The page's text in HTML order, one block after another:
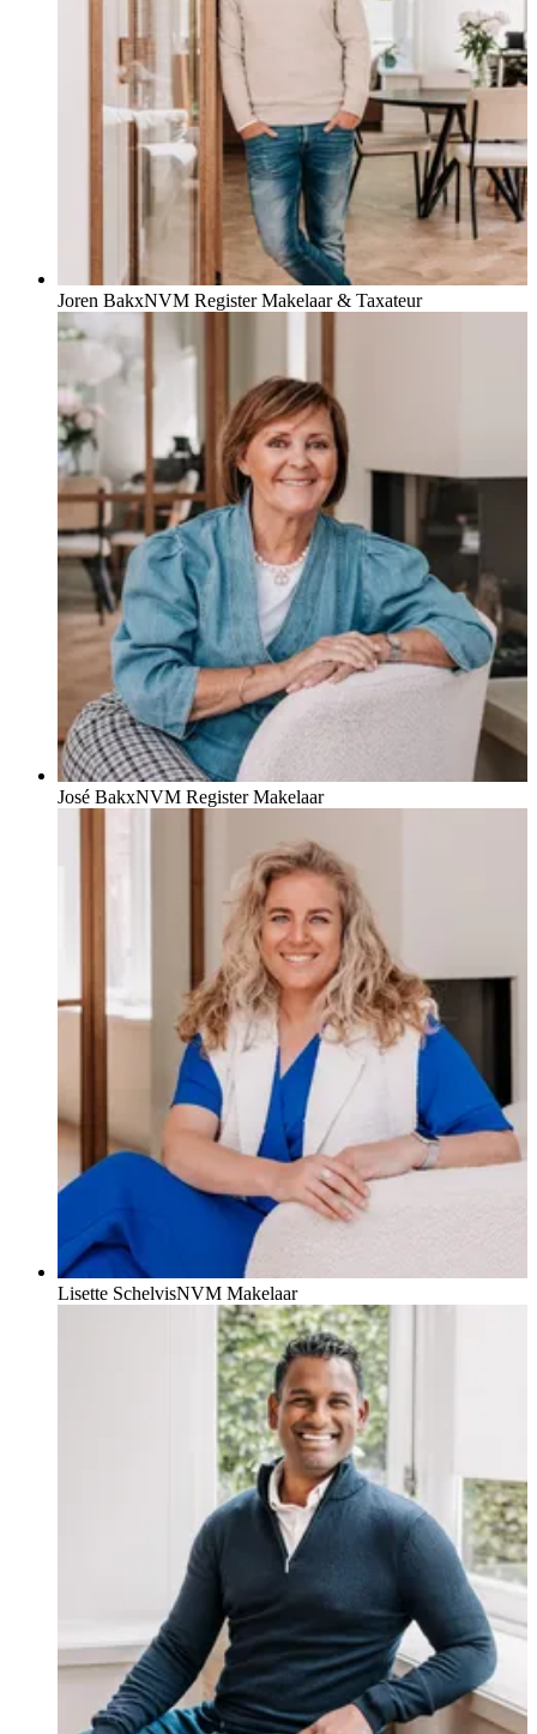
Joren BakxNVM Register Makelaar & Taxateur
José BakxNVM Register Makelaar
Lisette SchelvisNVM Makelaar